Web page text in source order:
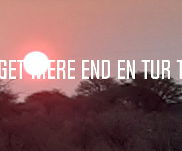
mere end en tur